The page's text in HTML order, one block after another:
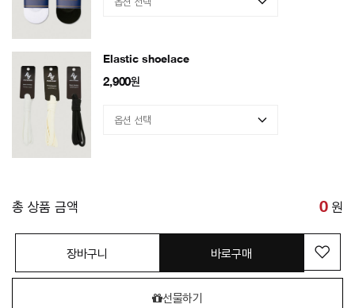
Elastic shoelace
2,900원
총 상품 금액 0 원
장바구니 바로구매
선물하기